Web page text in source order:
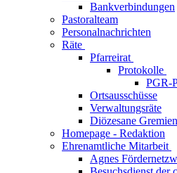
Bankverbindungen
Pastoralteam
Personalnachrichten
Räte
Pfarreirat
Protokolle
PGR-
Ortsausschüsse
Verwaltungsräte
Diözesane Gremien
Homepage - Redaktion
Ehrenamtliche Mitarbeit
Agnes